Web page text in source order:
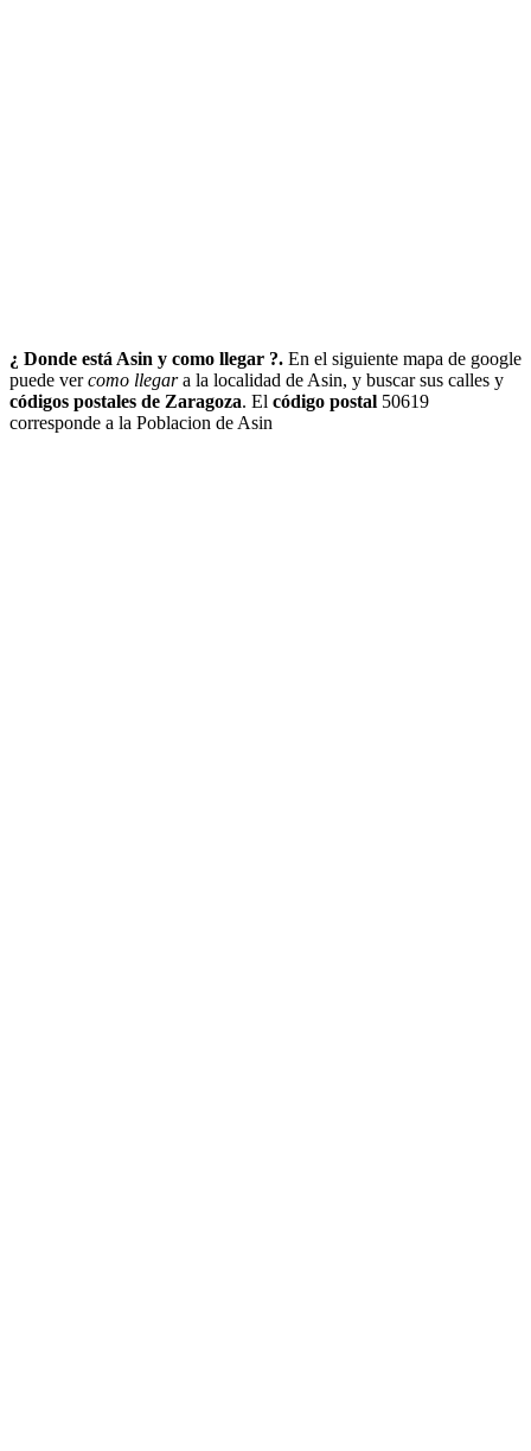
¿ Donde está Asin y como llegar ?. En el siguiente mapa de google
puede vercomo llegara la localidad de Asin, y buscar sus calles y
códigos postales de Zaragoza. El código postal 50619
corresponde a la Poblacion de Asin